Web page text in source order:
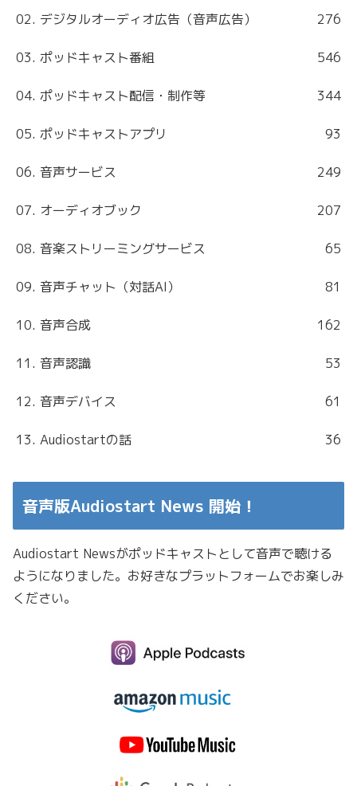
02. デジタルオーディオ広告（音声広告） 276
03. ポッドキャスト番組 546
04. ポッドキャスト配信・制作等 344
05. ポッドキャストアプリ 93
06. 音声サービス 249
07. オーディオブック 207
08. 音楽ストリーミングサービス 65
09. 音声チャット（対話AI） 81
10. 音声合成 162
11. 音声認識 53
12. 音声デバイス 61
13. Audiostartの話 36
音声版Audiostart News 開始！
Audiostart Newsがポッドキャストとして音声で聴ける
ようになりました。お好きなプラットフォームでお楽しみ
ください。